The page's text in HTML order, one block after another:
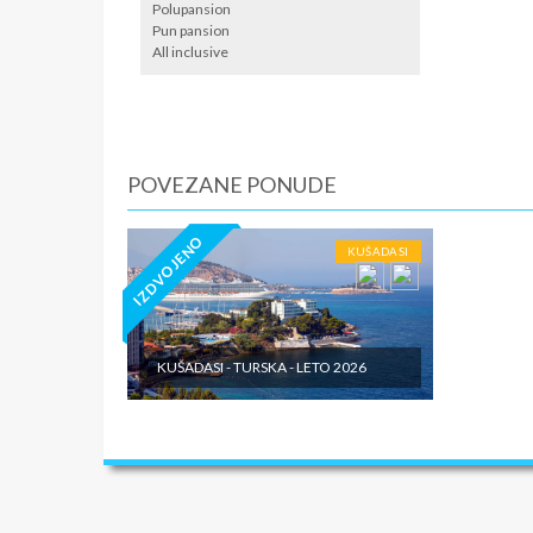
Polupansion
Pun pansion
All inclusive
POVEZANE PONUDE
IZDVOJENO KUŠADASI
KUŠADASI - TURSKA - LETO 2026